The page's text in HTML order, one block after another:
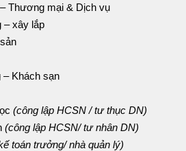
Thương mại & Dịch vụ
– xây lắp
– Khách sạn
(công lập HCSN / tư thục DN)
(công lập HCSN/ tư nhân DN)
toán trưởng/ nhà quản lý)